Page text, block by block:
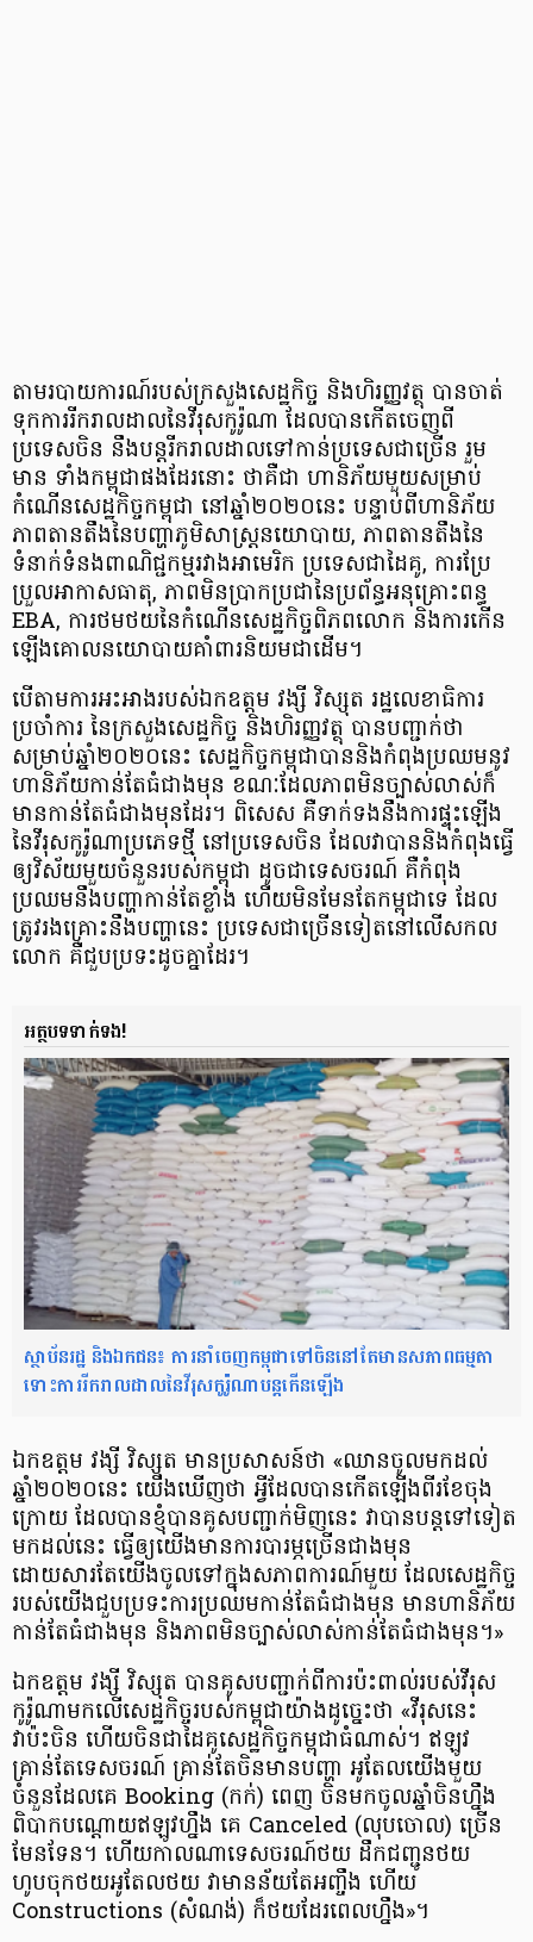
តាមរបាយការណ៍​របស់​ក្រសួង​សេដ្ឋកិច្ច និងហិរញ្ញវត្ថុ បាន​ចាត់
ទុក​ការរីករាល​ដាល​នៃវីរុស​កូរ៉ូណា ដែលបាន​កើតចេញពី
ប្រទេសចិន នឹងបន្ត​រីករាលដាល​ទៅកាន់ប្រទេស​ជាច្រើន រួម
មាន ទាំងកម្ពុជាផងដែរនោះ ថាគឺជា ហានិភ័យ​មួយសម្រាប់​
កំណើន​សេដ្ឋកិច្ច​កម្ពុជា នៅឆ្នាំ២០២០នេះ បន្ទាប់ពី​ហានិភ័យ​
ភាពតានតឹង​នៃបញ្ហា​ភូមិសាស្ត្រ​នយោបាយ, ភាពតានតឹង​នៃ
ទំនាក់ទំនង​ពាណិជ្ជកម្ម​រវាង​អាមេរិក ប្រទេសជាដៃគូ, ការប្រែ
ប្រួលអាកាសធាតុ, ភាពមិនប្រាកប្រជា​នៃប្រព័ន្ធអនុគ្រោះពន្ធ
EBA, ការថមថយ​នៃកំណើនសេដ្ឋកិច្ច​ពិភពលោក និង​ការកើន
ឡើង​គោលនយោបាយ​គាំពារនិយមជាដើម។ ​
បើតាម​ការអះអាង​របស់ឯកឧត្តម វង្សី វិស្សុត រដ្ឋលេខាធិការ
ប្រចាំការ នៃក្រសួង​សេដ្ឋកិច្ច និងហិរញ្ញវត្ថុ បាន​បញ្ជាក់ថា
សម្រាប់​ឆ្នាំ​២០២០នេះ សេដ្ឋកិច្ច​កម្ពុជា​បាននិងកំពុង​ប្រឈម​នូវ​
ហានិភ័យ​កាន់តែធំជាងមុន ខណៈដែលភាពមិនច្បាស់លាស់​ក៏
មាន​កាន់តែធំជាងមុនដែរ។ ពិសេស គឺ​ទាក់ទង​នឹង​ការផ្ទុះឡើង​
នៃវីរុសកូរ៉ូណា​ប្រភេទ​ថ្មី នៅប្រទេសចិន ដែលវាបាននិងកំពុង​ធ្វើ
ឲ្យ​វិស័យមួយចំនួន​របស់កម្ពុជា ដូចជាទេសចរណ៍ គឺកំពុង
ប្រឈម​នឹងបញ្ហាកាន់តែខ្លាំង ហើយមិនមែន​តែកម្ពុជា​ទេ​ ដែល
ត្រូវរងគ្រោះនឹងបញ្ហានេះ ប្រទេសជាច្រើន​ទៀត​នៅលើសកល
លោក គឺជួបប្រទះដូចគ្នាដែរ។
អត្ថបទទាក់ទង!
ស្ថាប័នរដ្ឋ និងឯកជន៖ ការនាំចេញកម្ពុជាទៅចិន​នៅតែមានសភាពធម្មតា
ទោះការរីករាលដាលនៃវីរុសកូរ៉ូណាបន្ដកើនឡើង
ឯកឧត្តម វង្សី វិស្សុត មានប្រសាសន៍ថា «ឈានចូល​មកដល់​
ឆ្នាំ២០២០នេះ យើងឃើញថា អ្វីដែលបាន​កើតឡើង​ពីរខែចុង
ក្រោយ ដែលបាន​ខ្ញុំបាន​គូសបញ្ជាក់​​មិញនេះ វាបានបន្តទៅទៀត​
មកដល់នេះ ធ្វើឲ្យយើង​មានការ​បារម្ភ​ច្រើនជាងមុន
ដោយសារតែយើង​ចូលទៅក្នុងសភាពការណ៍មួយ ដែលសេដ្ឋកិច្ច​
របស់យើង​ជួបប្រទះ​ការប្រឈមកាន់តែធំជាងមុន មានហានិភ័យ​
កាន់តែធំជាងមុន និងភាពមិនច្បាស់លាស់​កាន់តែធំជាងមុន។»
ឯកឧត្តម វង្សី វិស្សុត បាន​គូសបញ្ជាក់​ពី​ការប៉ះពាល់​របស់​វីរុស​
កូរ៉ូណា​ មកលើ​សេដ្ឋកិច្ច​របស់កម្ពុជា​យ៉ាងដូច្នេះថា «វីរុសនេះ
វាប៉ះចិន​ ហើយចិន​ជាដៃគូសេដ្ឋកិច្ចកម្ពុជា​​ធំណាស់។ ឥឡូវ​
គ្រាន់តែទេសចរណ៍ គ្រាន់តែចិន​មានបញ្ហា​ អូតែលយើងមួយ
ចំនួន​ដែលគេ Booking (កក់) ពេញ ចិនមកចូលឆ្នាំចិន​ហ្នឹង​
ពិបាកបណ្ដោយឥឡូវហ្នឹង គេ Canceled (លុបចោល) ច្រើន
មែនទែន។ ហើយកាលណា​​ទេសចរណ៍ថយ ដឹកជញ្ជូនថយ
ហូបចុកថយ​ អូតែលថយ​ វាមានន័យតែអញ្ចឹង​ ហើយ
Constructions (សំណង់) ក៏ថយដែរ​ពេលហ្នឹង»។